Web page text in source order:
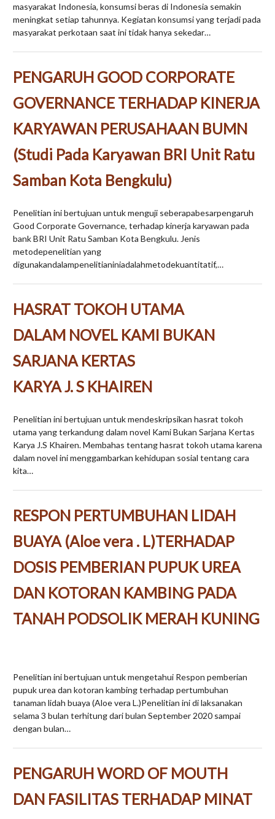
masyarakat Indonesia, konsumsi beras di Indonesia semakin
meningkat setiap tahunnya. Kegiatan konsumsi yang terjadi pada
masyarakat perkotaan saat ini tidak hanya sekedar…
PENGARUH GOOD CORPORATE
GOVERNANCE TERHADAP KINERJA
KARYAWAN PERUSAHAAN BUMN
(Studi Pada Karyawan BRI Unit Ratu
Samban Kota Bengkulu)
Penelitian ini bertujuan untuk menguji seberapabesarpengaruh
Good Corporate Governance, terhadap kinerja karyawan pada
bank BRI Unit Ratu Samban Kota Bengkulu. Jenis
metodepenelitian yang
digunakandalampenelitianiniadalahmetodekuantitatif,…
HASRAT TOKOH UTAMA
DALAM NOVEL KAMI BUKAN
SARJANA KERTAS
KARYA J. S KHAIREN
Penelitian ini bertujuan untuk mendeskripsikan hasrat tokoh
utama yang terkandung dalam novel Kami Bukan Sarjana Kertas
Karya J.S Khairen. Membahas tentang hasrat tokoh utama karena
dalam novel ini menggambarkan kehidupan sosial tentang cara
kita…
RESPON PERTUMBUHAN LIDAH
BUAYA (Aloe vera . L)TERHADAP
DOSIS PEMBERIAN PUPUK UREA
DAN KOTORAN KAMBING PADA
TANAH PODSOLIK MERAH KUNING
Penelitian ini bertujuan untuk mengetahui Respon pemberian
pupuk urea dan kotoran kambing terhadap pertumbuhan
tanaman lidah buaya (Aloe vera L.)Penelitian ini di laksanakan
selama 3 bulan terhitung dari bulan September 2020 sampai
dengan bulan…
PENGARUH WORD OF MOUTH
DAN FASILITAS TERHADAP MINAT